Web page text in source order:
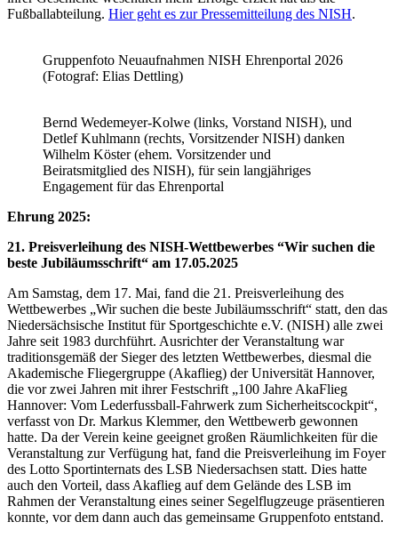
Fußballabteilung. Hier geht es zur Pressemitteilung des NISH.
Gruppenfoto Neuaufnahmen NISH Ehrenportal 2026
(Fotograf: Elias Dettling)
Bernd Wedemeyer-Kolwe (links, Vorstand NISH), und
Detlef Kuhlmann (rechts, Vorsitzender NISH) danken
Wilhelm Köster (ehem. Vorsitzender und
Beiratsmitglied des NISH), für sein langjähriges
Engagement für das Ehrenportal
Ehrung 2025:
21. Preisverleihung des NISH-Wettbewerbes “Wir suchen die
beste Jubiläumsschrift“ am 17.05.2025
Am Samstag, dem 17. Mai, fand die 21. Preisverleihung des
Wettbewerbes „Wir suchen die beste Jubiläumsschrift“ statt, den das
Niedersächsische Institut für Sportgeschichte e.V. (NISH) alle zwei
Jahre seit 1983 durchführt. Ausrichter der Veranstaltung war
traditionsgemäß der Sieger des letzten Wettbewerbes, diesmal die
Akademische Fliegergruppe (Akaflieg) der Universität Hannover,
die vor zwei Jahren mit ihrer Festschrift „100 Jahre AkaFlieg
Hannover: Vom Lederfussball-Fahrwerk zum Sicherheitscockpit“,
verfasst von Dr. Markus Klemmer, den Wettbewerb gewonnen
hatte. Da der Verein keine geeignet großen Räumlichkeiten für die
Veranstaltung zur Verfügung hat, fand die Preisverleihung im Foyer
des Lotto Sportinternats des LSB Niedersachsen statt. Dies hatte
auch den Vorteil, dass Akaflieg auf dem Gelände des LSB im
Rahmen der Veranstaltung eines seiner Segelflugzeuge präsentieren
konnte, vor dem dann auch das gemeinsame Gruppenfoto entstand.